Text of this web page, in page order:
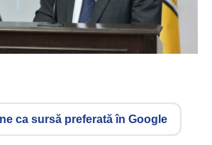
ca sursă preferată în Google